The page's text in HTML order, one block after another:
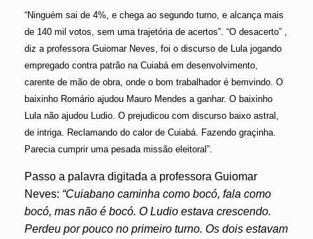
“Ninguém sai de 4%, e chega ao segundo turno, e alcança mais
de 140 mil votos, sem uma trajetória de acertos”. “O desacerto” ,
diz a professora Guiomar Neves, foi o discurso de Lula jogando
empregado contra patrão na Cuiabá em desenvolvimento,
carente de mão de obra, onde o bom trabalhador é bemvindo. O
baixinho Romário ajudou Mauro Mendes a ganhar. O baixinho
Lula não ajudou Ludio. O prejudicou com discurso baixo astral,
de intriga. Reclamando do calor de Cuiabá. Fazendo graçinha.
Parecia cumprir uma pesada missão eleitoral”.
Passo a palavra digitada a professora Guiomar
Neves: “Cuiabano caminha como bocó, fala como
bocó, mas não é bocó. O Ludio estava crescendo.
Perdeu por pouco no primeiro turno. Os dois estavam